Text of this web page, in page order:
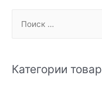
rКатегории